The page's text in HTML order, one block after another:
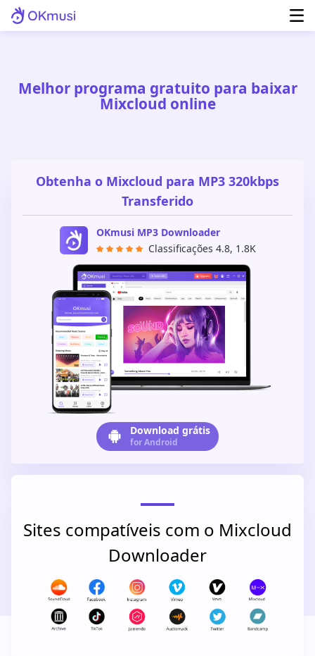
Melhor programa gratuito para baixar
Mixcloud online
Obtenha o Mixcloud para MP3 320kbps
Transferido
OKmusi MP3 Downloader
Classificações 4.8, 1.8K
Download grátis
for Android
Sites compatíveis com o Mixcloud
Downloader